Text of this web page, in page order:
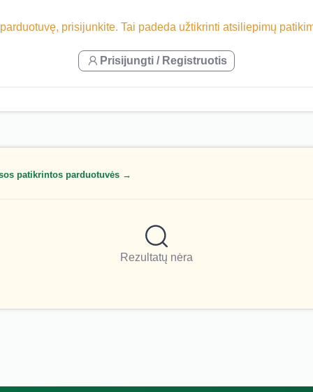
prisijunkite. Tai padeda užtikrinti atsiliepimų
Prisijungti / Registruotis
patikrintos parduotuvės →
Rezultatų nėra